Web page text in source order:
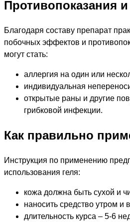
Противопоказания
Благодаря составу препарат
побочных эффектов и
могут стать:
аллергия на один или
индивидуальная
открытые раны и другие
грибковой инфекции.
Как правильно
Инструкция по применению
использования геля:
кожа должна быть сухой и
наносить средство утром и
длительность курса – 5-6